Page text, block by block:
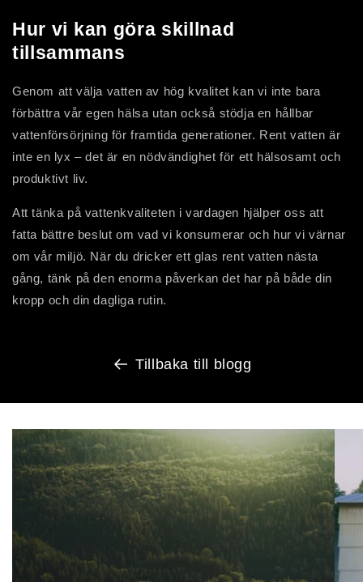
Hur vi kan göra skillnad
tillsammans
Genom att välja vatten av hög kvalitet kan vi inte bara
förbättra vår egen hälsa utan också stödja en hållbar
vattenförsörjning för framtida generationer. Rent vatten är
inte en lyx – det är en nödvändighet för ett hälsosamt och
produktivt liv.
Att tänka på vattenkvaliteten i vardagen hjälper oss att
fatta bättre beslut om vad vi konsumerar och hur vi värnar
om vår miljö. När du dricker ett glas rent vatten nästa
gång, tänk på den enorma påverkan det har på både din
kropp och din dagliga rutin.
Tillbaka till blogg